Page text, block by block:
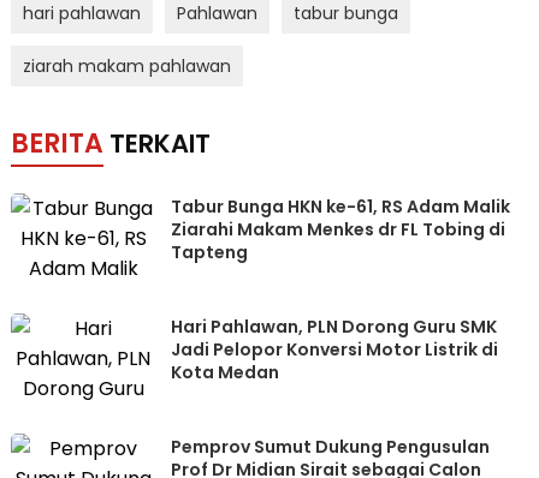
hari pahlawan Pahlawan tabur bunga
ziarah makam pahlawan
BERITA TERKAIT
Tabur Bunga HKN ke-61, RS Adam Malik
Ziarahi Makam Menkes dr FL Tobing di
Tapteng
Hari Pahlawan, PLN Dorong Guru SMK
Jadi Pelopor Konversi Motor Listrik di
Kota Medan
Pemprov Sumut Dukung Pengusulan
Prof Dr Midian Sirait sebagai Calon